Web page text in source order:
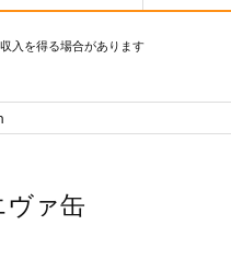
入を得る場合があります
ヴァ缶